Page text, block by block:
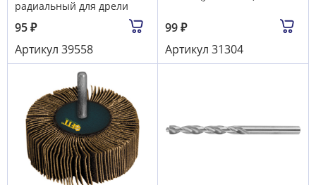
радиальный для дрели
95₽
Артикул 39558
99₽
Артикул 31304